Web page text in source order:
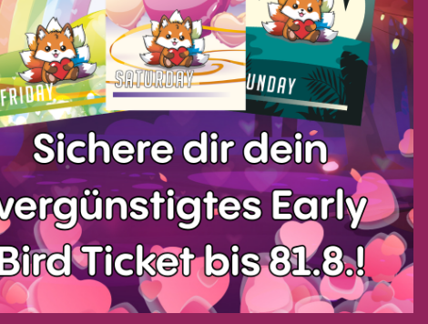
CONNECT WITH US